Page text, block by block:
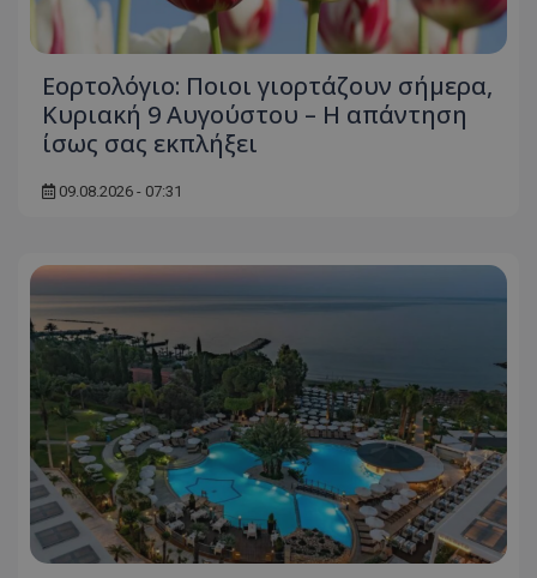
Εορτολόγιο: Ποιοι γιορτάζουν σήμερα,
Κυριακή 9 Αυγούστου – Η απάντηση
ίσως σας εκπλήξει
09.08.2026 - 07:31